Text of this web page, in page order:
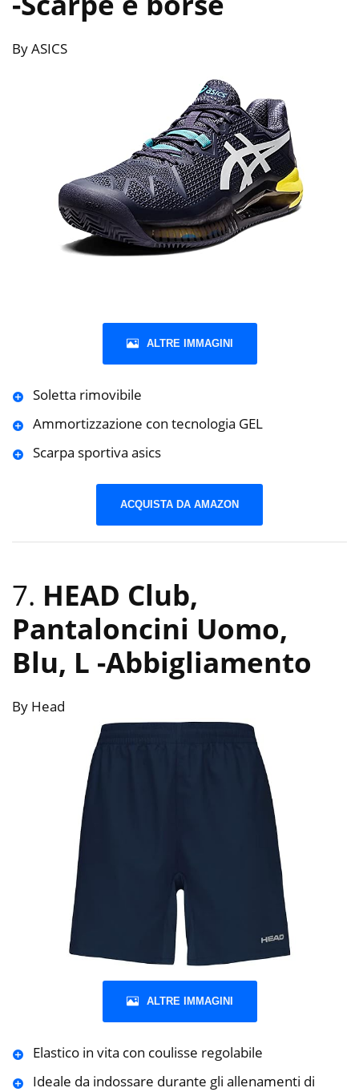
By ASICS
ALTRE IMMAGINI
Soletta rimovibile
Ammortizzazione con tecnologia GEL
Scarpa sportiva asics
ACQUISTA DA AMAZON
7. HEAD Club,
Pantaloncini Uomo,
Blu, L -Abbigliamento
By Head
ALTRE IMMAGINI
Elastico in vita con coulisse regolabile
Ideale da indossare durante gli allenamenti di